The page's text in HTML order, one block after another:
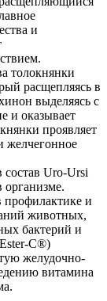
и
толокнянки
расщепляясь в
выделяясь с
и оказывает
проявляет
желчегонное
Uro-Ursi
организме.
и
животных,
бактерий и
C®)
желудочно-
витамина